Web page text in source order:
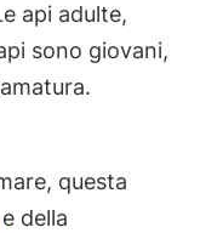
api adulte,
sono giovani,
questa
della